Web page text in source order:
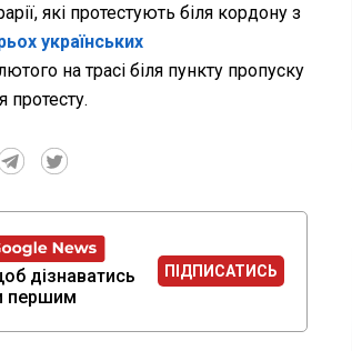
які протестують біля кордону з
українських
на трасі біля пункту пропуску
протесту.
дізнаватись
першим
ПІДПИСАТИСЬ